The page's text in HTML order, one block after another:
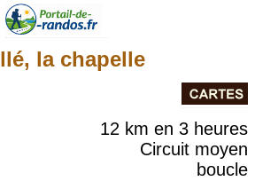
la chapelle
12 km en 3 heures
Circuit moyen
boucle